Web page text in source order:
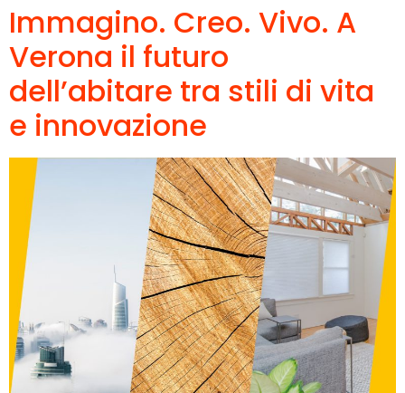
Immagino. Creo. Vivo. A
Verona il futuro
dell’abitare tra stili di vita
e innovazione